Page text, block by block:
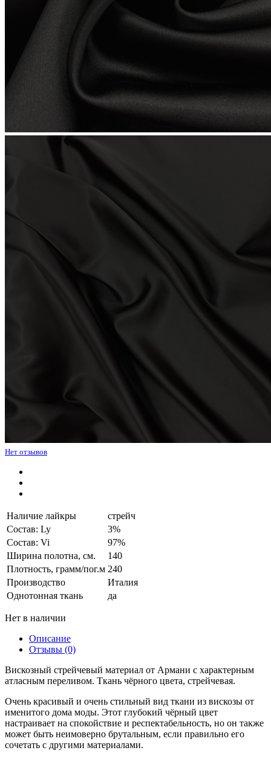
Нет отзывов
Наличие лайкры
стрейч
Состав: Ly
3%
Состав: Vi
97%
Ширина полотна, см.
140
Плотность, грамм/пог.м 240
Производство
Италия
Однотонная ткань
да
Нет в наличии
Описание
Отзывы (0)
Вискозный стрейчевый материал от Армани с характерным
атласным переливом. Ткань чёрного цвета, стрейчевая.
Очень красивый и очень стильный вид ткани из вискозы от
именитого дома моды. Этот глубокий чёрный цвет
настраивает на спокойствие и респектабельность, но он также
может быть неимоверно брутальным, если правильно его
сочетать с другими материалами.